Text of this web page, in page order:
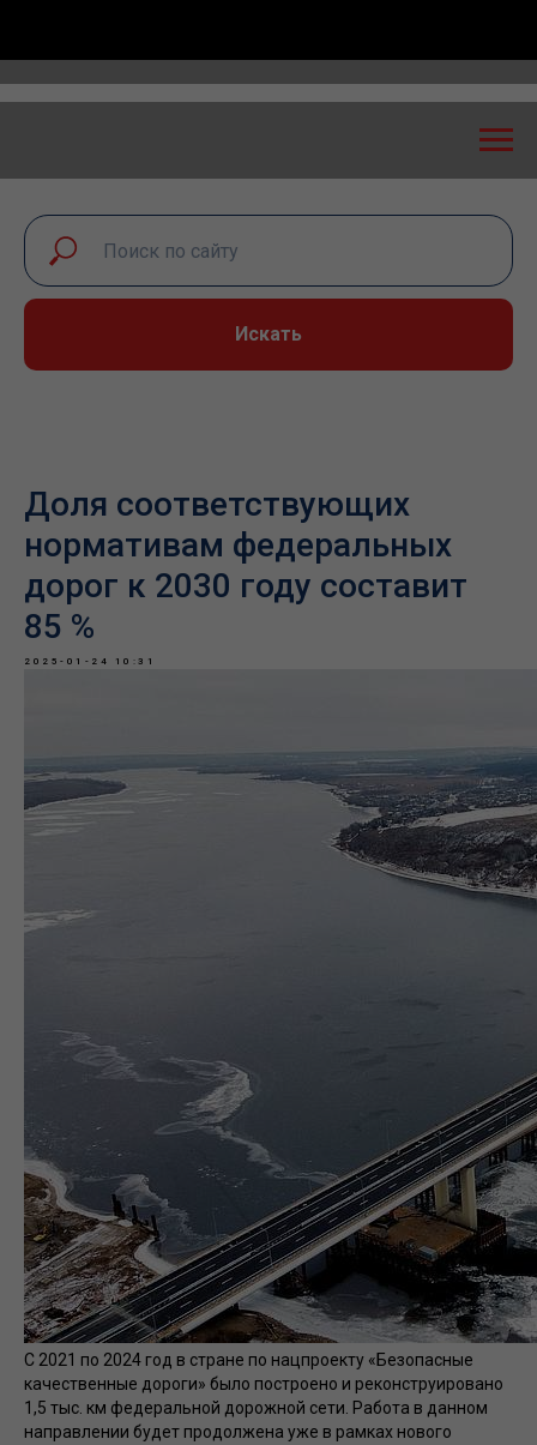
Искать
Доля соответствующих
нормативам федеральных
дорог к 2030 году составит
85 %
2025-01-24 10:31
С 2021 по 2024 год в стране по нацпроекту «Безопасные
качественные дороги» было построено и реконструировано
1,5 тыс. км федеральной дорожной сети. Работа в данном
направлении будет продолжена уже в рамках нового